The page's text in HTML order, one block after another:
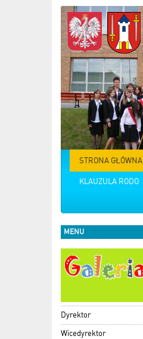
STRONA GŁÓWNA
KLAUZULA RODO
MENU
Dyrektor
Wicedyrektor